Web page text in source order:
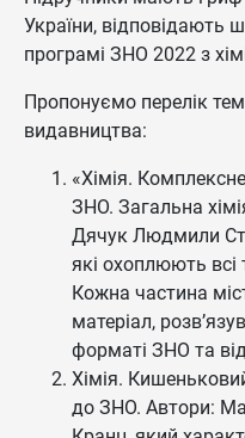
України, відповідають
програмі ЗНО 2022 з
Пропонуємо перелік
видавництва:
«Хімія.
ЗНО. Загальна
Дячук Людмили
які охоплюють всі
Кожна частина
матеріал,
форматі ЗНО та
Хімія.
до ЗНО. Автори: